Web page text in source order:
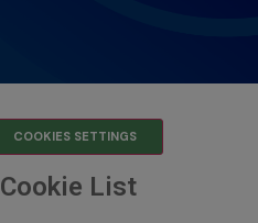
COOKIES SETTINGS
Cookie List